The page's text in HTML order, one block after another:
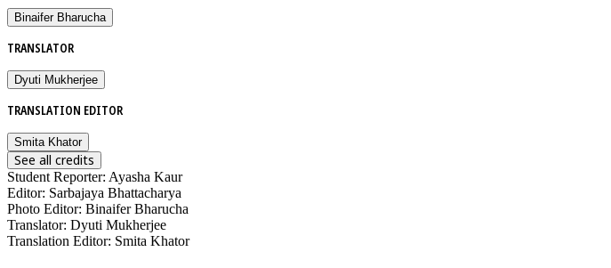
Binaifer Bharucha
TRANSLATOR
Dyuti Mukherjee
TRANSLATION EDITOR
Smita Khator
See all credits
Student Reporter: Ayasha Kaur
Editor: Sarbajaya Bhattacharya
Photo Editor: Binaifer Bharucha
Translator: Dyuti Mukherjee
Translation Editor: Smita Khator